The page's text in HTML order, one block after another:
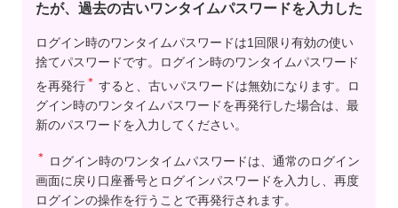
たが、過去の古いワンタイムパスワードを入力した
ログイン時のワンタイムパスワードは1回限り有効の使い
捨てパスワードです。ログイン時のワンタイムパスワード
を再発行 ＊ すると、古いパスワードは無効になります。ロ
グイン時のワンタイムパスワードを再発行した場合は、最
新のパスワードを入力してください。
＊
ログイン時のワンタイムパスワードは、通常のログイン
画面に戻り口座番号とログインパスワードを入力し、再度
ログインの操作を行うことで再発行されます。